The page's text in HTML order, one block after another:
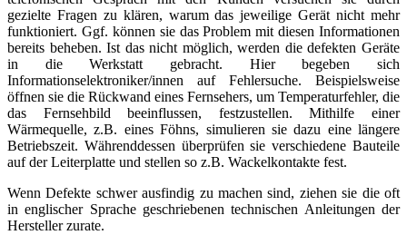
gezielte Fragen zu klären, warum das jeweilige Gerät nicht mehr
funktioniert. Ggf. können sie das Problem mit diesen Informationen
bereits beheben. Ist das nicht möglich, werden die defekten Geräte
in die Werkstatt gebracht. Hier begeben sich
Informationselektroniker/innen auf Fehlersuche. Beispielsweise
öffnen sie die Rückwand eines Fernsehers, um Temperaturfehler, die
das Fernsehbild beeinflussen, festzustellen. Mithilfe einer
Wärmequelle, z.B. eines Föhns, simulieren sie dazu eine längere
Betriebszeit. Währenddessen überprüfen sie verschiedene Bauteile
auf der Leiterplatte und stellen so z.B. Wackelkontakte fest.
Wenn Defekte schwer ausfindig zu machen sind, ziehen sie die oft
in englischer Sprache geschriebenen technischen Anleitungen der
Hersteller zurate.